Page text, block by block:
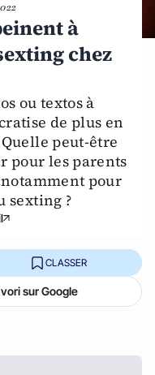
à
chez
ou textos à
de plus en
peut-être
pour les parents
pour
sexting ?
CLASSER
sur Google